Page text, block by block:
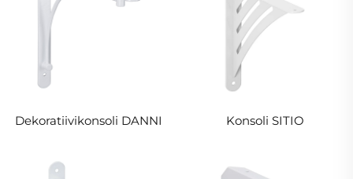
Dekoratiivikonsoli DANNI Konsoli SITIO